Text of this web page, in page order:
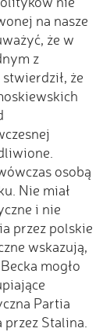
na nasze
że w
z
że
osobą
Nie miał
i nie
przez polskie
wskazują,
mogło
Partia
przez Stalina.